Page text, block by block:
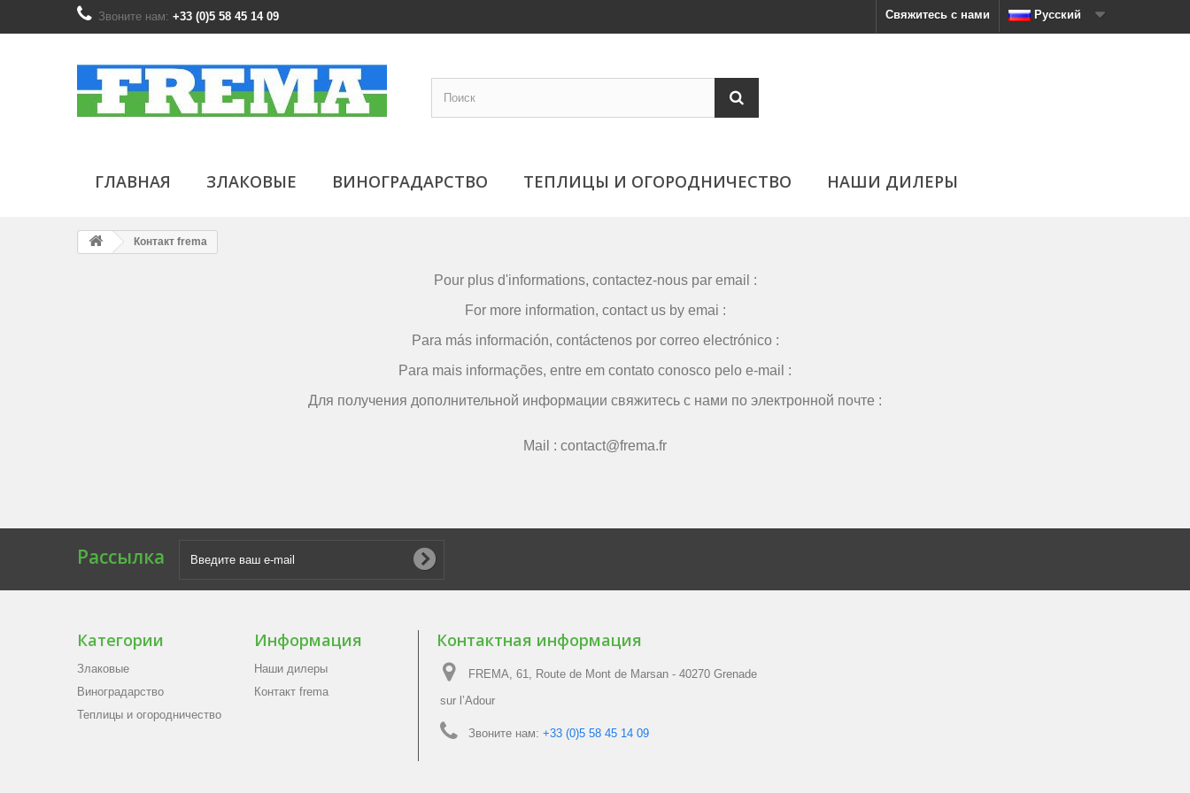
Русский
Свяжитесь с нами
Звоните нам: +33 (0)5 58 45 14 09
ГЛАВНАЯ ЗЛАКОВЫЕ ВИНОГРАДАРСТВО ТЕПЛИЦЫ И ОГОРОДНИЧЕСТВО НАШИ ДИЛЕРЫ
Контакт frema
Pour plus d'informations, contactez-nous par email :
For more information, contact us by emai :
Para más información, contáctenos por correo electrónico :
Para mais informações, entre em contato conosco pelo e-mail :
Для получения дополнительной информации свяжитесь с нами по электронной почте :
Mail : contact@frema.fr
Рассылка
Категории
Злаковые
Виноградарство
Теплицы и огородничество
Информация
Наши дилеры
Контакт frema
Контактная информация
FREMA, 61, Route de Mont de Marsan - 40270 Grenade
sur l’Adour
Звоните нам: +33 (0)5 58 45 14 09